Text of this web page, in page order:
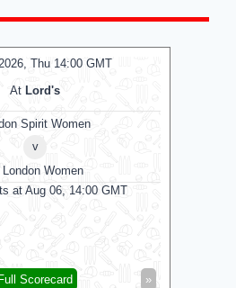
Thu 14:00 GMT
At Lord's
Spirit Women
v
London Women
at Aug 06, 14:00 GMT
»
Full Scorecard